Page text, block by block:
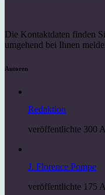
Die Kontaktdaten finden
umgehend bei Ihnen
Autoren
Redaktion
veröffentlichte 300
J. Florence Pompe
veröffentlichte 175